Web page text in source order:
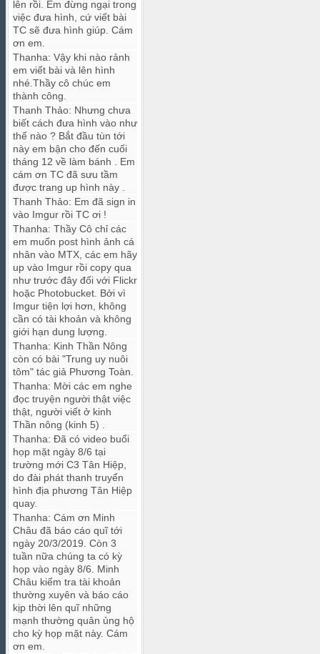
lên rồi. Em đừng ngại trong
việc đưa hình, cứ viết bài
TC sẽ đưa hình giúp. Cám
ơn em.
Thanha: Vậy khi nào rảnh
em viết bài và lên hình
nhé.Thầy cô chúc em
thành công.
Thanh Thảo: Nhưng chưa
biết cách đưa hình vào như
thế nào ? Bắt đầu tùn tới
này em bận cho đến cuối
tháng 12 về làm bánh . Em
cám ơn TC đã sưu tầm
được trang up hình này .
Thanh Thảo: Em đã sign in
vào Imgur rồi TC ơi !
Thanha: Thầy Cô chỉ các
em muốn post hình ảnh cá
nhân vào MTX, các em hãy
up vào Imgur rồi copy qua
như trước đây đối với Flickr
hoặc Photobucket. Bởi vì
Imgur tiện lợi hơn, không
cần có tài khoản và không
giới hạn dung lượng.
Thanha: Kinh Thần Nông
còn có bài "Trung uy nuôi
tôm" tác giả Phương Toàn.
Thanha: Mời các em nghe
đọc truyện người thật việc
thật, người viết ở kinh
Thần nông (kinh 5) .
Thanha: Đã có video buổi
họp mặt ngày 8/6 tại
trường mới C3 Tân Hiệp,
do đài phát thanh truyển
hình địa phương Tân Hiệp
quay.
Thanha: Cám ơn Minh
Châu đã báo cáo quĩ tới
ngày 20/3/2019. Còn 3
tuần nữa chúng ta có kỳ
họp vào ngày 8/6. Minh
Châu kiểm tra tài khoản
thường xuyên và báo cáo
kịp thời lên quĩ những
mạnh thường quân ủng hộ
cho kỳ họp mặt này. Cám
ơn em.